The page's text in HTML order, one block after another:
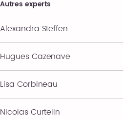
Autres experts
Alexandra Steffen
Hugues Cazenave
Lisa Corbineau
Nicolas Curtelin